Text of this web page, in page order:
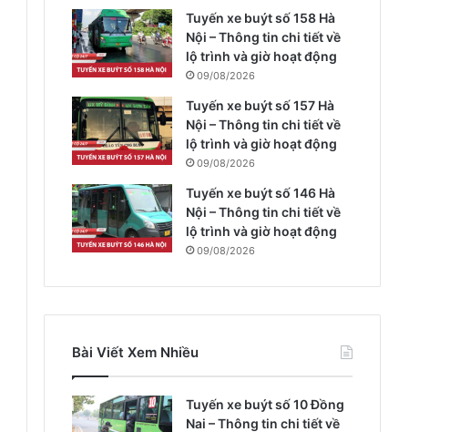
Tuyến xe buýt số 158 Hà
Nội – Thông tin chi tiết về
lộ trình và giờ hoạt động
09/08/2026
Tuyến xe buýt số 157 Hà
Nội – Thông tin chi tiết về
lộ trình và giờ hoạt động
09/08/2026
Tuyến xe buýt số 146 Hà
Nội – Thông tin chi tiết về
lộ trình và giờ hoạt động
09/08/2026
Bài Viết Xem Nhiều
Tuyến xe buýt số 10 Đồng
Nai – Thông tin chi tiết về